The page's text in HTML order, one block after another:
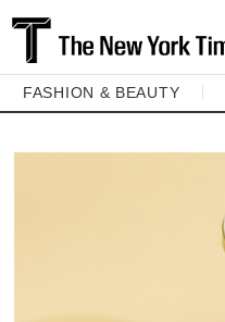
FASHION & BEAUTY